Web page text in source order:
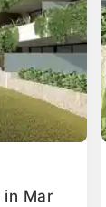
Mar